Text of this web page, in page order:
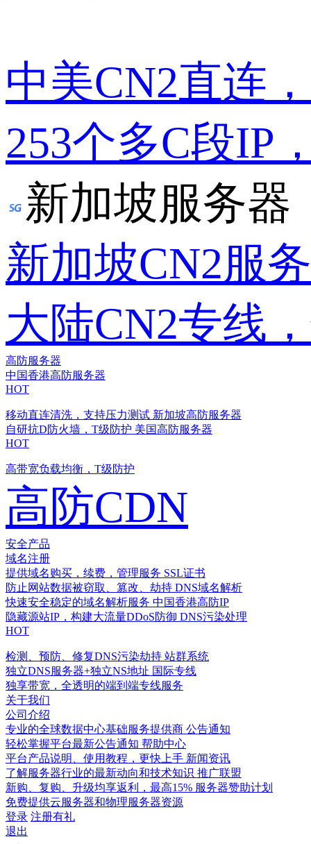
中美CN2直连
253个多C段IP
新加坡服务器
新加坡CN2服
大陆CN2专线
高防服务器
中国香港高防服务器
HOT
移动直连清洗，支持压力测试 新加坡高防服务器
自研抗D防火墙，T级防护 美国高防服务器
HOT
高带宽负载均衡，T级防护
高防CDN
安全产品
域名注册
提供域名购买，续费，管理服务 SSL证书
防止网站数据被窃取、篡改、劫持 DNS域名解析
快速安全稳定的域名解析服务 中国香港高防IP
隐藏源站IP，构建大流量DDoS防御 DNS污染处理
HOT
检测、预防、修复DNS污染劫持 站群系统
独立DNS服务器+独立NS地址 国际专线
独享带宽，全透明的端到端专线服务
关于我们
公司介绍
专业的全球数据中心基础服务提供商 公告通知
轻松掌握平台最新公告通知 帮助中心
平台产品说明、使用教程，更快上手 新闻资讯
了解服务器行业的最新动向和技术知识 推广联盟
新购、复购、升级均享返利，最高15% 服务器赞助计划
免费提供云服务器和物理服务器资源
登录 注册有礼
退出